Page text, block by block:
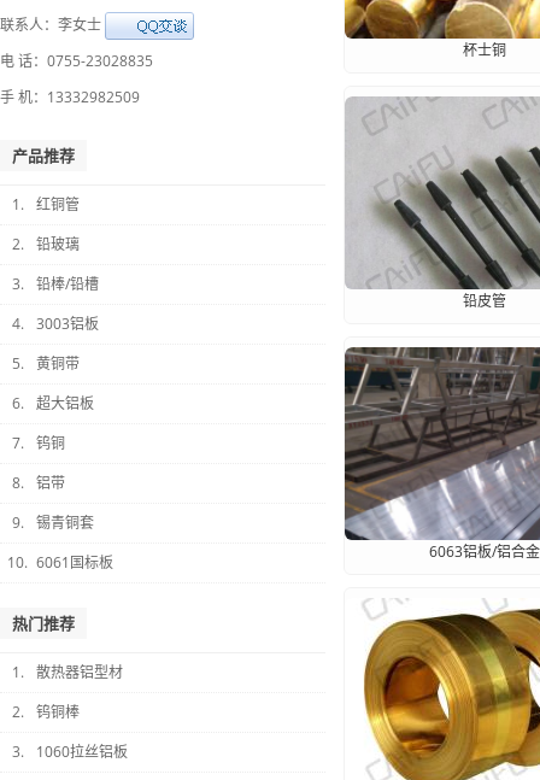
联系人：李女士
电 话：0755-23028835
手 机：13332982509
产品推荐
1. 红铜管
2. 铅玻璃
3. 铅棒/铅槽
4. 3003铝板
5. 黄铜带
6. 超大铝板
7. 钨铜
8. 铝带
9. 锡青铜套
10. 6061国标板
热门推荐
1. 散热器铝型材
2. 钨铜棒
3.
1060拉丝铝板
杯士铜
铅皮管
6063铝板/铝合金